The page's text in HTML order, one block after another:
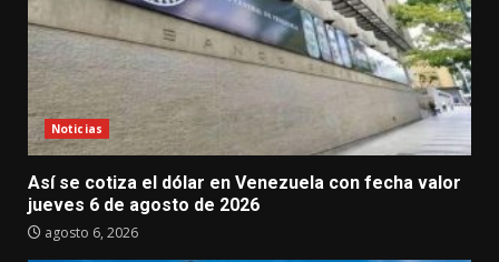
Noticias
Así se cotiza el dólar en Venezuela con fecha valor
jueves 6 de agosto de 2026
agosto 6, 2026